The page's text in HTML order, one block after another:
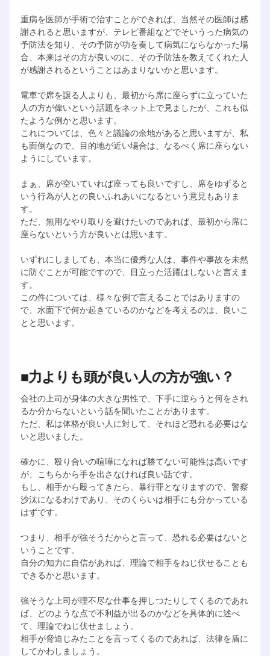
重病を医師が手術で治すことができれば、当然その医師は感
謝されると思いますが、テレビ番組などでそいうった病気の
予防法を知り、その予防が功を奏して病気にならなかった場
合、本来はその方が良いのに、その予防法を教えてくれた人
が感謝されるということはあまりないかと思います。
電車で席を譲る人よりも、最初から席に座らずに立っていた
人の方が偉いという話題をネット上で見ましたが、これも似
たような例かと思います。
これについては、色々と議論の余地があると思いますが、私
も面倒なので、目的地が近い場合は、なるべく席に座らない
ようにしています。
まぁ、席が空いていれば座っても良いですし、席をゆずると
いう行為が人との良いふれあいになるという意見もありま
す。
ただ、無用なやり取りを避けたいのであれば、最初から席に
座らないという方が良いとは思います。
いずれにしましても、本当に優秀な人は、事件や事故を未然
に防ぐことが可能ですので、目立った活躍はしないと言えま
す。
この件については、様々な例で言えることではありますの
で、水面下で何か起きているのかなどを考えるのは、良いこ
とと思います。
■力よりも頭が良い人の方が強い？
会社の上司が身体の大きな男性で、下手に逆らうと何をされ
るか分からないという話を聞いたことがあります。
ただ、私は体格が良い人に対して、それほど恐れる必要はな
いと思いました。
確かに、殴り合いの喧嘩になれば勝てない可能性は高いです
が、こちらから手を出さなければ良い話です。
もし、相手から殴ってきたら、暴行罪となりますので、警察
沙汰になるわけであり、そのくらいは相手にも分かっている
はずです。
つまり、相手が強そうだからと言って、恐れる必要はないと
いうことです。
自分の知力に自信があれば、理論で相手をねじ伏せることも
できるかと思います。
強そうな上司が理不尽な仕事を押しつたりしてくるのであれ
ば、どのような点で不利益が出るのかなどを具体的に述べ
て、理論でねじ伏せましょう。
相手が脅迫じみたことを言ってくるのであれば、法律を盾に
してかわしましょう。